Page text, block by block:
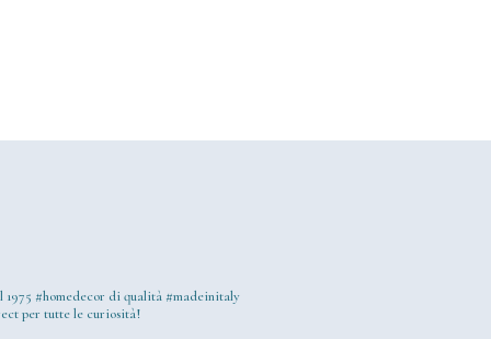
1975 #homedecor di qualità #madeinitaly
per tutte le curiosità!